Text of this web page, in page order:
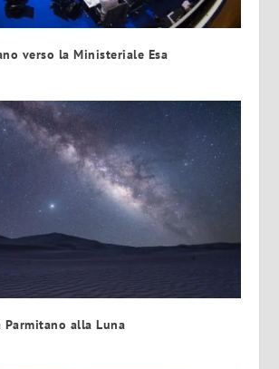
verso la Ministeriale Esa
Parmitano alla Luna